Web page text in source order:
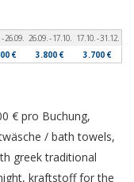
26.09. 26.09. - 17.10. 17.10. - 31.12.
€ 3.800 € 3.700 €
€ pro Buchung,
/ bath towels,
greek traditional
kraftstoff for the